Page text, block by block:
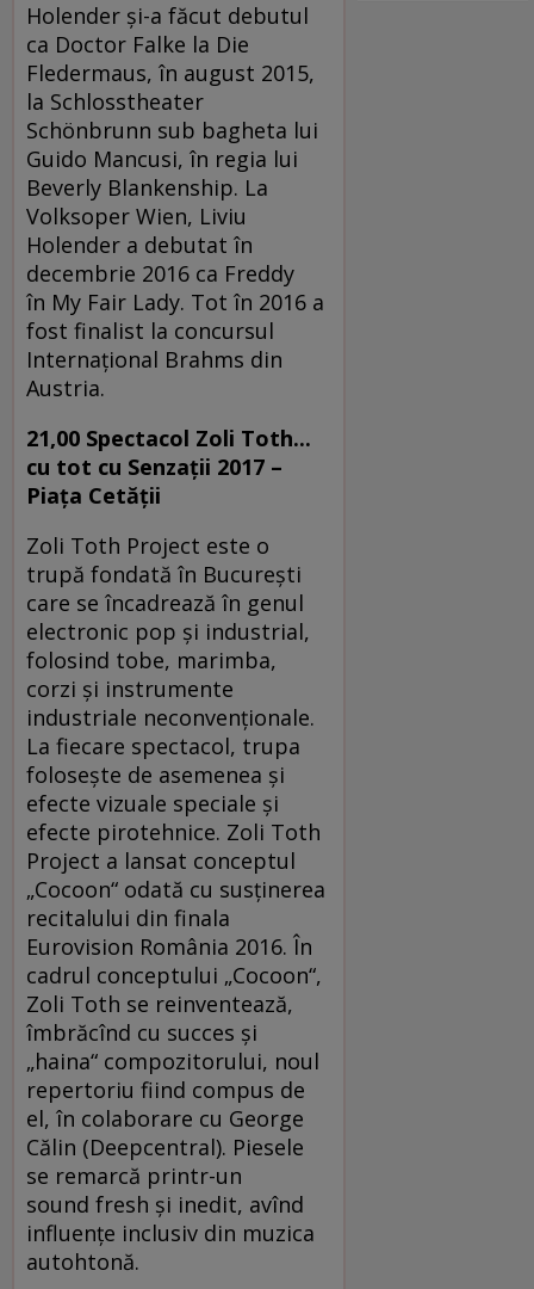
Holender și-a făcut debutul
ca Doctor Falke la Die
Fledermaus, în august 2015,
la Schlosstheater
Schönbrunn sub bagheta lui
Guido Mancusi, în regia lui
Beverly Blankenship. La
Volksoper Wien, Liviu
Holender a debutat în
decembrie 2016 ca Freddy
în My Fair Lady. Tot în 2016 a
fost finalist la concursul
Internațional Brahms din
Austria.
21,00 Spectacol Zoli Toth...
cu tot cu Senzații 2017 –
Piața Cetății
Zoli Toth Project este o
trupă fondată în Bucureşti
care se încadrează în genul
electronic pop şi industrial,
folosind tobe, marimba,
corzi şi instrumente
industriale neconvenţionale.
La fiecare spectacol, trupa
foloseşte de asemenea şi
efecte vizuale speciale şi
efecte pirotehnice. Zoli Toth
Project a lansat conceptul
„Cocoon“ odată cu susţinerea
recitalului din finala
Eurovision România 2016. În
cadrul conceptului „Cocoon“,
Zoli Toth se reinventează,
îmbrăcînd cu succes şi
„haina“ compozitorului, noul
repertoriu fiind compus de
el, în colaborare cu George
Călin (Deepcentral). Piesele
se remarcă printr-un
sound fresh și inedit, avînd
influențe inclusiv din muzica
autohtonă.